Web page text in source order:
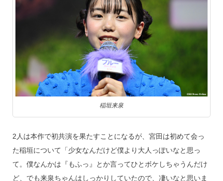
稲垣来泉
2人は本作で初共演を果たすことになるが、宮田は初めて会っ
た稲垣について「少女なんだけど僕より大人っぽいなと思っ
て。僕なんかは『もふっ』とか言ってひとボケしちゃうんだけ
ど、でも来泉ちゃんはしっかりしていたので、凄いなと思いま